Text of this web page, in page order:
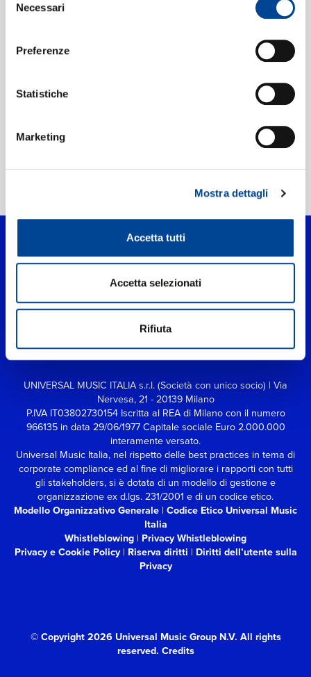
delNecessari
Preferenze
Statistiche
Marketing
Mostra dettagli
Accetta tutti
Accetta selezionati
Rifiuta
UPC:00602445547876
Etichetta:Island Def Jam
Jolene - Icônes
UNIVERSAL MUSIC ITALIA s.r.l. (Società con unico socio) | Via
Nervesa, 21 - 20139 Milano
P.IVA IT03802730154 Iscritta al REA di Milano con il numero
966135 in data 29/06/1977 Capitale sociale Euro 2.000.000
interamente versato.
Universal Music Italia, nel rispetto delle best practices in tema di
corporate compliance ed al fine di migliorare i rapporti con tutti
gli stakeholders, si è dotata di un modello di gestione e
organizzazione ex d.lgs. 231/2001 e di un codice etico.
Modello Organizzativo Generale | Codice Etico Universal Music
Italia
Whistleblowing | Privacy Whistleblowing
Privacy e Cookie Policy| Riserva diritti | Diritti dell’utente sulla
Privacy
© Copyright 2026 Universal Music Group N.V. All rights
reserved. Credits